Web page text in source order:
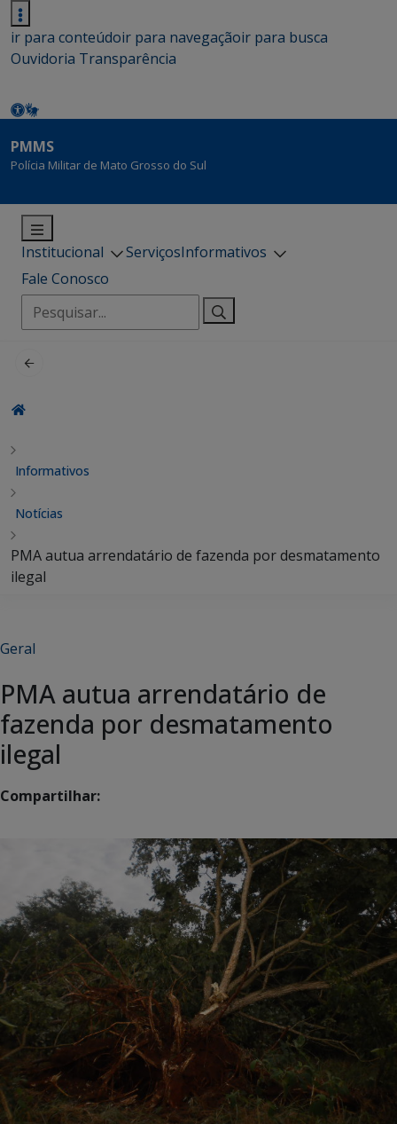
ir para conteúdoir para navegaçãoir para busca
Ouvidoria Transparência
PMMS
Polícia Militar de Mato Grosso do Sul
Institucional ServiçosInformativos
Fale Conosco
Pesquisar
por:
Informativos
Notícias
PMA autua arrendatário de fazenda por desmatamento
ilegal
Geral
PMA autua arrendatário de
fazenda por desmatamento
ilegal
Compartilhar: